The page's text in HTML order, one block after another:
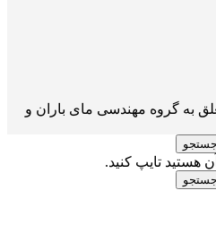
به گروه مهندسی مای باران و
جستجو
هستید تایپ کنید.
جستجو